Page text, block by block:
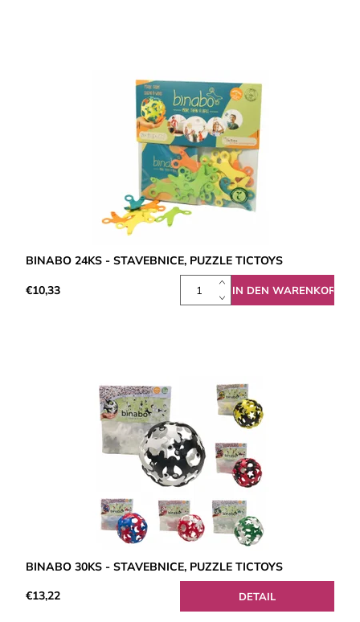
BINABO 24KS - STAVEBNICE, PUZZLE TICTOYS
€10,33
BINABO 30KS - STAVEBNICE, PUZZLE TICTOYS
€13,22 DETAIL